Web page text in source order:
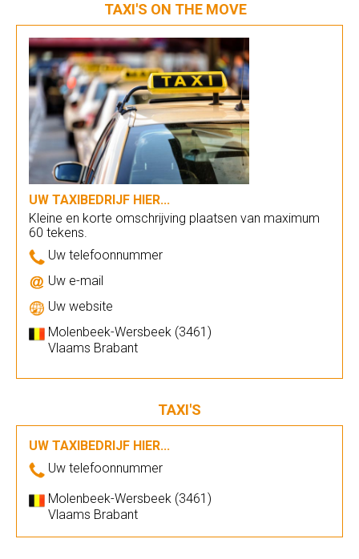
TAXI'S ON THE MOVE
UW TAXIBEDRIJF HIER...
Kleine en korte omschrijving plaatsen van maximum
60 tekens.
Uw telefoonnummer
Uw e-mail
Uw website
Molenbeek-Wersbeek (3461)
Vlaams Brabant
TAXI'S
UW TAXIBEDRIJF HIER...
Uw telefoonnummer
Molenbeek-Wersbeek (3461)
Vlaams Brabant